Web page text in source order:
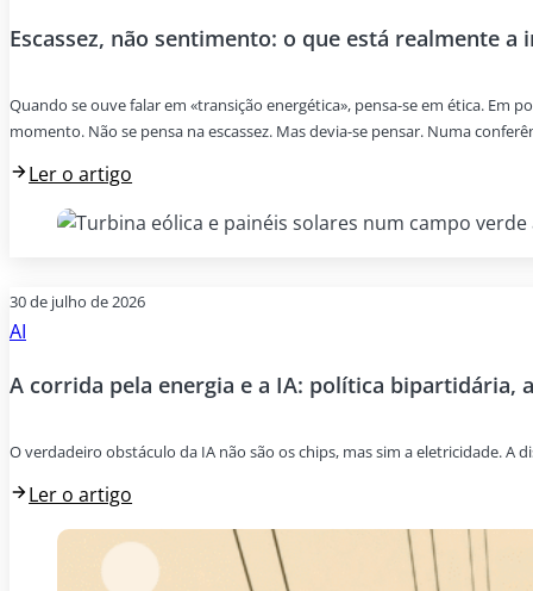
Escassez, não sentimento: o que está realmente
Quando se ouve falar em «transição energética», pensa-se em ética. Em
momento. Não se pensa na escassez. Mas devia-se pensar. Numa
Ler o artigo
30 de julho de 2026
AI
A corrida pela energia e a IA: política bipartidária,
O verdadeiro obstáculo da IA não são os chips, mas sim a eletricidade.
Ler o artigo